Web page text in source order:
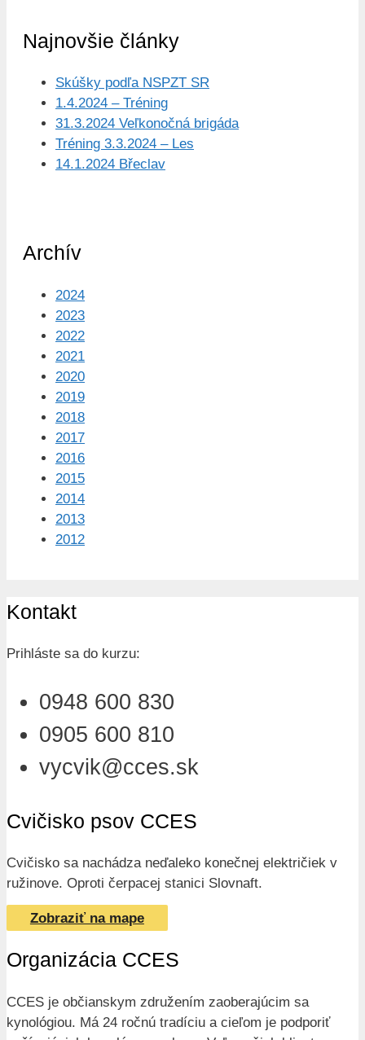
Najnovšie články
Skúšky podľa NSPZT SR
1.4.2024 – Tréning
31.3.2024 Veľkonočná brigáda
Tréning 3.3.2024 – Les
14.1.2024 Břeclav
Archív
2024
2023
2022
2021
2020
2019
2018
2017
2016
2015
2014
2013
2012
Kontakt
Prihláste sa do kurzu:
0948 600 830
0905 600 810
vycvik@cces.sk
Cvičisko psov CCES
Cvičisko sa nachádza neďaleko konečnej električiek v
ružinove. Oproti čerpacej stanici Slovnaft.
Zobraziť na mape
Organizácia CCES
CCES je občianskym združením zaoberajúcim sa
kynológiou. Má 24 ročnú tradíciu a cieľom je podporiť